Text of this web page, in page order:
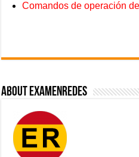
Comandos de operación
About ExamenRedes